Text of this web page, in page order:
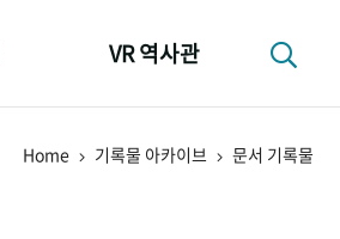
VR 역사관
Home 기록물 아카이브 문서 기록물